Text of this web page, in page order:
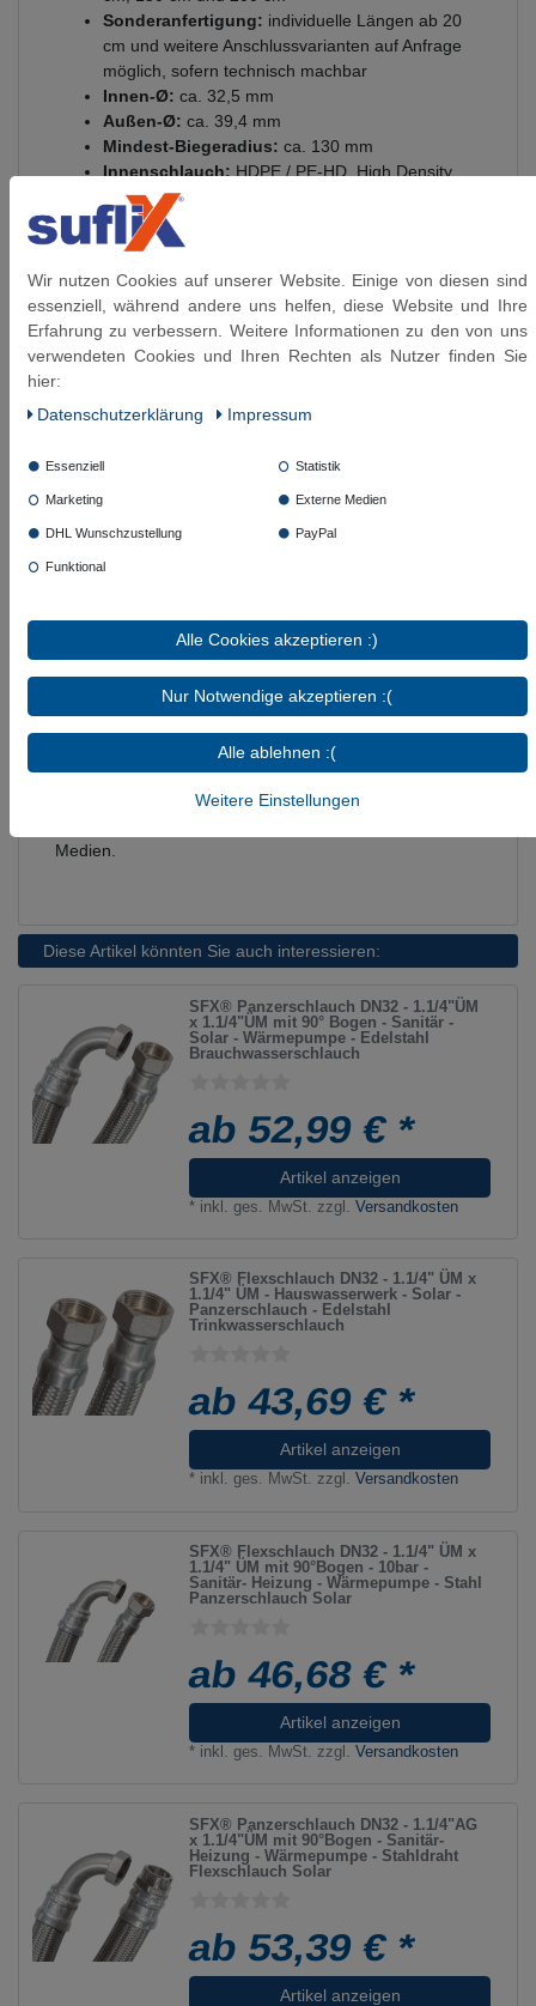
Sonderanfertigung: individuelle Längen ab 20
cm und weitere Anschlussvarianten auf Anfrage
möglich, sofern technisch machbar
Innen-Ø: ca. 32,5 mm
Außen-Ø: ca. 39,4 mm
Mindest-Biegeradius: ca. 130 mm
Innenschlauch:HDPE / PE-HD, High Density
Polyethylen
Umflechtung:
Presshülsen:
Anschlüsse:vernickeltes Messing
Betriebsdruck:
bis 6 bar
Temperaturbereich: -15 °C bis +70 °C
Ozonbeständigkeit:
gut
Lieferumfang:montagefertiger Schlauch
Längenmessung:
von Dichtfläche zu Dichtfläche
Geeignet:
Nicht geeignet:Heizöl L / EL, Diesel, Kerosin,
Ottokraftstoff, Methanol, Ethanol, Hydrauliköl,
Motorenöl, Schutzgase wie CO₂ oder Argon,
Säuren und Laugen
Die tatsächliche Eignung ist abhängig von
Medium, Temperatur, Druck, Konzentration und
Einsatzdauer. Bitte prüfen Sie die technischen
Medien.
Diese Artikel könnten Sie auch interessieren:
SFX® Panzerschlauch DN32 - 1.1/4"ÜM
x 1.1/4"ÜM mit 90° Bogen - Sanitär -
Solar - Wärmepumpe - Edelstahl
Brauchwasserschlauch
ab 52,99 € *
Artikel anzeigen
* inkl. ges. MwSt. zzgl.Versandkosten
SFX® Flexschlauch DN32 - 1.1/4" ÜM x
1.1/4" ÜM - Hauswasserwerk - Solar -
Panzerschlauch - Edelstahl
Trinkwasserschlauch
ab 43,69 € *
Artikel anzeigen
* inkl. ges. MwSt. zzgl.Versandkosten
SFX® Flexschlauch DN32 - 1.1/4" ÜM x
1.1/4" ÜM mit 90°Bogen - 10bar -
Sanitär- Heizung - Wärmepumpe - Stahl
Panzerschlauch Solar
ab 46,68 € *
Artikel anzeigen
* inkl. ges. MwSt. zzgl.Versandkosten
SFX® Panzerschlauch DN32 - 1.1/4"AG
x 1.1/4"ÜM mit 90°Bogen - Sanitär-
Heizung - Wärmepumpe - Stahldraht
Flexschlauch Solar
ab 53,39 € *
Artikel anzeigen
Wir nutzen Cookies auf unserer Website. Einige von diesen sind
essenziell, während andere uns helfen, diese Website und Ihre
Erfahrung zu verbessern. Weitere Informationen zu den von uns
verwendeten Cookies und Ihren Rechten als Nutzer finden Sie
hier:
Daten­schutz­erklärung
Impressum
Essenziell Statistik
Marketing Externe Medien
DHL Wunschzustellung PayPal
Funktional
Alle Cookies akzeptieren :)
Nur Notwendige akzeptieren :(
Alle ablehnen :(
Weitere Einstellungen